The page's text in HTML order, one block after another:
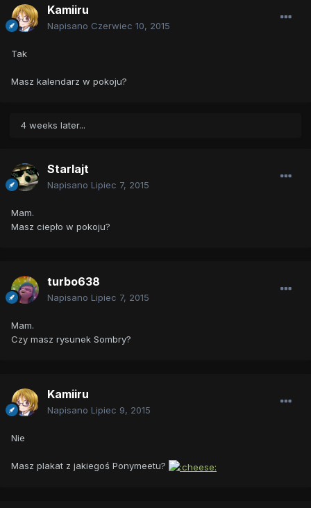
Kamiiru
Napisano Czerwiec 10, 2015
Tak
Masz kalendarz w pokoju?
4 weeks later...
Starlajt
Napisano Lipiec 7, 2015
Mam.
Masz ciepło w pokoju?
turbo638
Napisano Lipiec 7, 2015
Mam.
Czy masz rysunek Sombry?
Kamiiru
Napisano Lipiec 9, 2015
Nie
Masz plakat z jakiegoś Ponymeetu?